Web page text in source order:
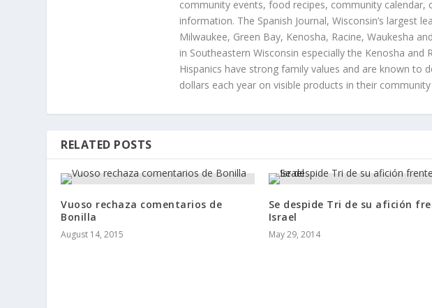
community events, food recipes, community
information. The Spanish Journal, Wisconsin’s largest
Milwaukee, Green Bay, Kenosha, Racine, Waukesha
in Southeastern Wisconsin especially the Kenosha
Hispanics have strong family values and are known
dollars each year on visible products in their
RELATED POSTS
Vuoso rechaza comentarios de
Bonilla
August 14, 2015
Se despide Tri de su afición
Israel
May 29, 2014